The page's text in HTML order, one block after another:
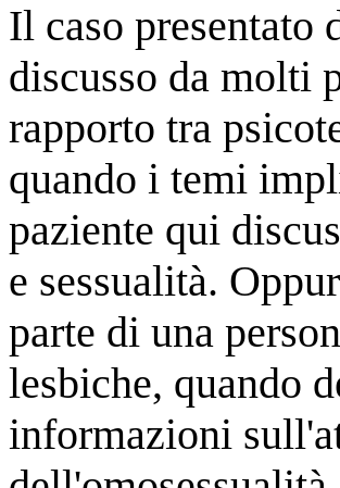
Il caso presentato
discusso da molti
rapporto tra
quando i temi
paziente qui
e sessualità.
parte di una
lesbiche, quando
informazioni